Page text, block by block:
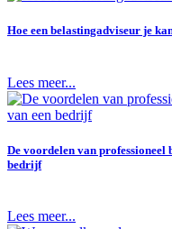
Hoe een belastingadviseur je
Lees meer...
De voordelen van professioneel
bedrijf
Lees meer...